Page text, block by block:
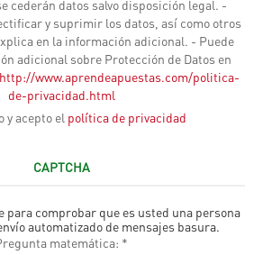
cederán datos salvo disposición legal. -
y suprimir los datos, así como otros
en la información adicional. - Puede
adicional sobre Protección de Datos en
http://www.aprendeapuestas.com/politica-
de-privacidad.html
y acepto el política de privacidad
CAPTCHA
para comprobar que es usted una persona
automatizado de mensajes basura.
matemática: *